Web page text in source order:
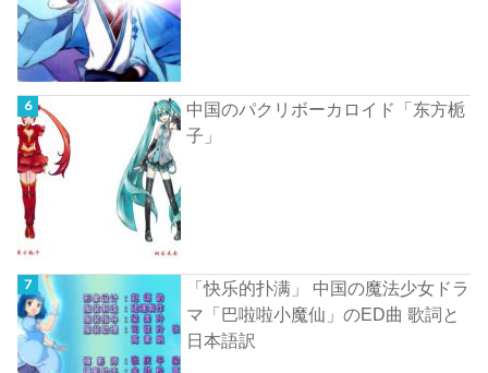
中国のパクリボーカロイド「东方栀
子」
「快乐的扑满」 中国の魔法少女ドラ
マ「巴啦啦小魔仙」のED曲 歌詞と
日本語訳